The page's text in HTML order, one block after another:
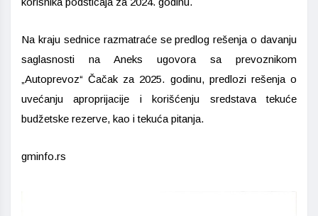
Na kraju sednice razmatraće se predlog rešenja o davanju
saglasnosti na Aneks ugovora sa prevoznikom
„Autoprevoz“ Čačak za 2025. godinu, predlozi rešenja o
uvećanju aproprijacije i korišćenju sredstava tekuće
budžetske rezerve, kao i tekuća pitanja.
gminfo.rs